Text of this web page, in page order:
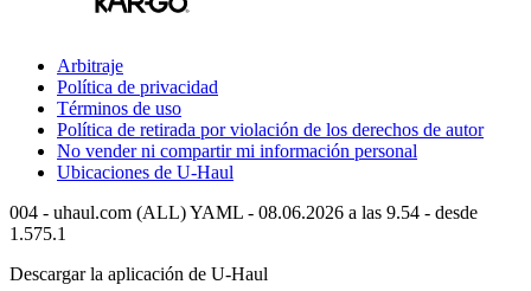
Arbitraje
Política de privacidad
Términos de uso
Política de retirada por violación de los derechos de autor
No vender ni compartir mi información personal
Ubicaciones de U-Haul
004 - uhaul.com (ALL) YAML - 08.06.2026 a las 9.54 - desde
1.575.1
Descargar la aplicación de U-Haul